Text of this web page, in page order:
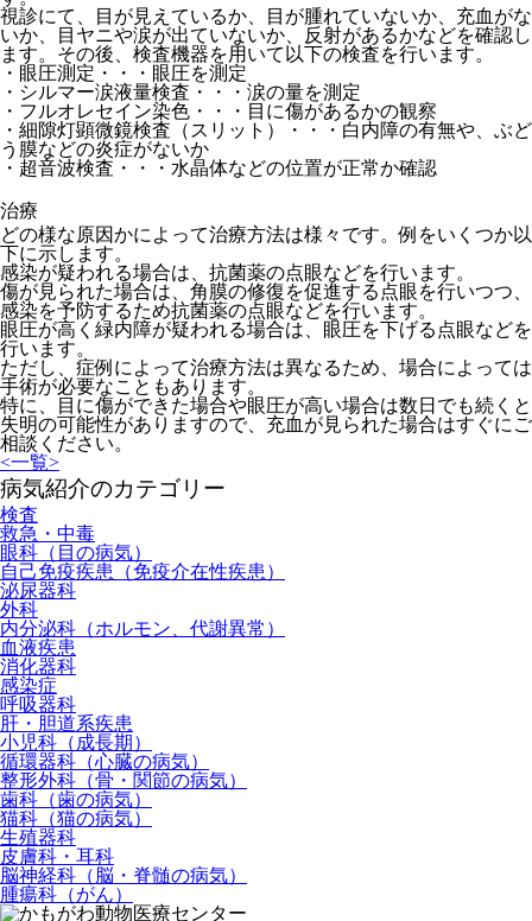
視診にて、目が見えているか、目が腫れていないか、充血がな
いか、目ヤニや涙が出ていないか、反射があるかなどを確認し
ます。その後、検査機器を用いて以下の検査を行います。
・眼圧測定・・・眼圧を測定
・シルマー涙液量検査・・・涙の量を測定
・フルオレセイン染色・・・目に傷があるかの観察
・細隙灯顕微鏡検査（スリット）・・・白内障の有無や、ぶど
う膜などの炎症がないか
・超音波検査・・・水晶体などの位置が正常か確認
治療
どの様な原因かによって治療方法は様々です。例をいくつか以
下に示します。
感染が疑われる場合は、抗菌薬の点眼などを行います。
傷が見られた場合は、角膜の修復を促進する点眼を行いつつ、
感染を予防するため抗菌薬の点眼などを行います。
眼圧が高く緑内障が疑われる場合は、眼圧を下げる点眼などを
行います。
ただし、症例によって治療方法は異なるため、場合によっては
手術が必要なこともあります。
特に、目に傷ができた場合や眼圧が高い場合は数日でも続くと
失明の可能性がありますので、充血が見られた場合はすぐにご
相談ください。
<一覧>
病気紹介のカテゴリー
検査
救急・中毒
眼科（目の病気）
自己免疫疾患（免疫介在性疾患）
泌尿器科
外科
内分泌科（ホルモン、代謝異常）
血液疾患
消化器科
感染症
呼吸器科
肝・胆道系疾患
小児科（成長期）
循環器科（心臓の病気）
整形外科（骨・関節の病気）
歯科（歯の病気）
猫科（猫の病気）
生殖器科
皮膚科・耳科
脳神経科（脳・脊髄の病気）
腫瘍科（がん）